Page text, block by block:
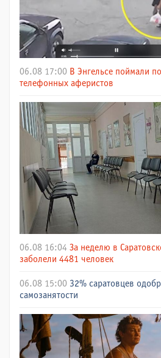
06.08 17:00 В Энгельсе поймали
телефонных аферистов
06.08 16:04 За неделю в
заболели 4481 человек
06.08 15:00 32% саратовцев
самозанятости